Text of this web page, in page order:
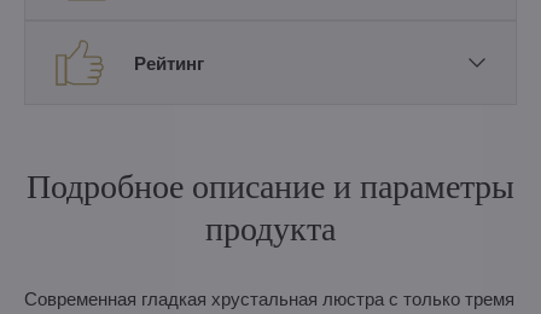
Рейтинг
Подробное описание и параметры
продукта
Современная гладкая хрустальная люстра с только тремя